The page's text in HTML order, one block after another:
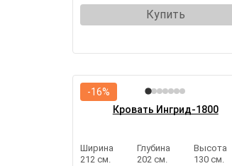
Купить
Кровать Ингрид-1800
Ширина
212 см.
Глубина
202 см.
Высота
130 см.
-16%